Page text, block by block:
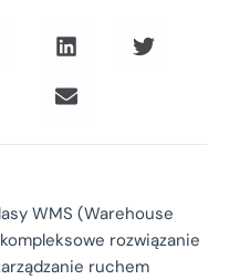
WMS (Warehouse
rozwiązanie
ruchem